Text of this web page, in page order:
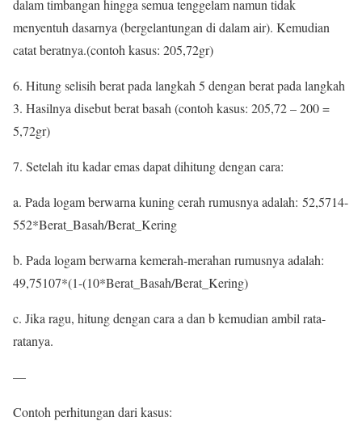
dalam timbangan hingga semua tenggelam namun tidak
menyentuh dasarnya (bergelantungan di dalam air). Kemudian
catat beratnya.(contoh kasus: 205,72gr)
6. Hitung selisih berat pada langkah 5 dengan berat pada langkah
3. Hasilnya disebut berat basah (contoh kasus: 205,72 – 200 =
5,72gr)
7. Setelah itu kadar emas dapat dihitung dengan cara:
a. Pada logam berwarna kuning cerah rumusnya adalah: 52,5714-
552*Berat_Basah/Berat_Kering
b. Pada logam berwarna kemerah-merahan rumusnya adalah:
49,75107*(1-(10*Berat_Basah/Berat_Kering)
c. Jika ragu, hitung dengan cara a dan b kemudian ambil rata-
ratanya.
—
Contoh perhitungan dari kasus: